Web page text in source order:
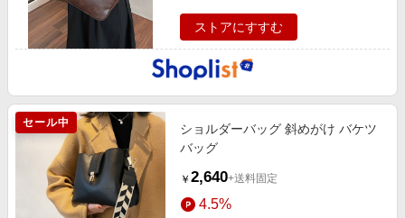
ストアにすすむ
セール中
ショルダーバッグ 斜めがけ バケツ
バッグ
￥ 2,640+送料固定
4.5%